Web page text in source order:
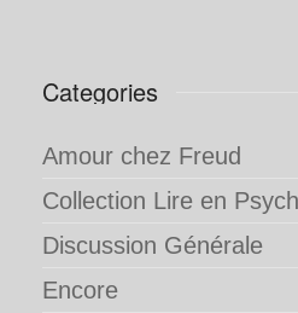
Categories
Amour chez Freud
Collection Lire en
Discussion Générale
Encore